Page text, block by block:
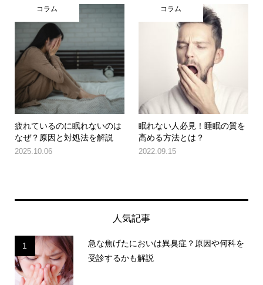
コラム
疲れているのに眠れないのは
なぜ？原因と対処法を解説
2025.10.06
コラム
眠れない人必見！睡眠の質を
高める方法とは？
2022.09.15
人気記事
1
急な焦げたにおいは異臭症？原因や何科を
受診するかも解説